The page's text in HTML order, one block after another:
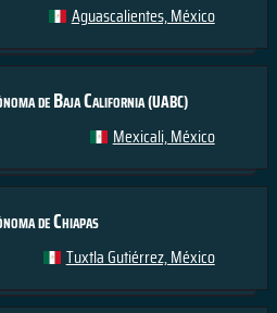
Aguascalientes, México
de Baja California(UABC)
Mexicali, México
de Chiapas
Tuxtla Gutiérrez, México